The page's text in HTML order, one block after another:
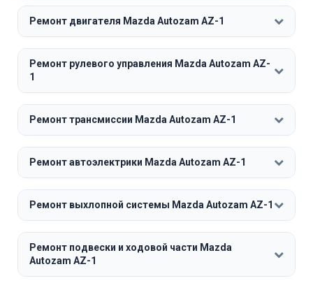
Ремонт двигателя Mazda Autozam AZ-1
Ремонт рулевого управления Mazda Autozam AZ-
1
Ремонт трансмиссии Mazda Autozam AZ-1
Ремонт автоэлектрики Mazda Autozam AZ-1
Ремонт выхлопной системы Mazda Autozam AZ-1
Ремонт подвески и ходовой части Mazda
Autozam AZ-1